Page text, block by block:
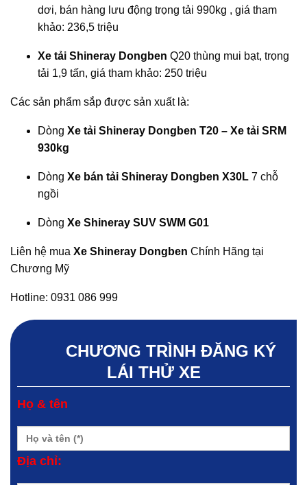
dơi, bán hàng lưu động trọng tải 990kg , giá tham
khảo: 236,5 triệu
Xe tải Shineray Dongben Q20 thùng mui bạt, trọng
tải 1,9 tấn, giá tham khảo: 250 triệu
Các sản phẩm sắp được sản xuất là:
Dòng Xe tải Shineray Dongben T20 – Xe tải SRM
930kg
Dòng Xe bán tải Shineray Dongben X30L 7 chỗ
ngồi
Dòng Xe Shineray SUV SWM G01
Liên hệ mua Xe Shineray Dongben Chính Hãng tại
Chương Mỹ
Hotline: 0931 086 999
CHƯƠNG TRÌNH ĐĂNG KÝ
LÁI THỬ XE
Họ & tên
Địa chỉ: